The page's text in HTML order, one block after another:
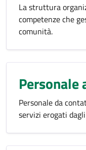
La struttura
competenze che
comunità.
Personale da
servizi erogati